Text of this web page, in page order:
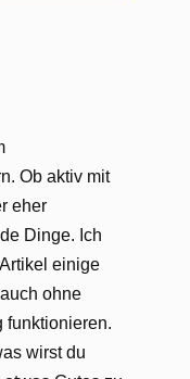
Ob aktiv mit
eher
Dinge. Ich
einige
ohne
funktionieren.
wirst du